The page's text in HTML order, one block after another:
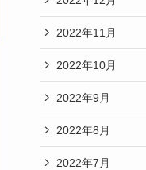
2022年11月
2022年10月
2022年9月
2022年8月
2022年7月